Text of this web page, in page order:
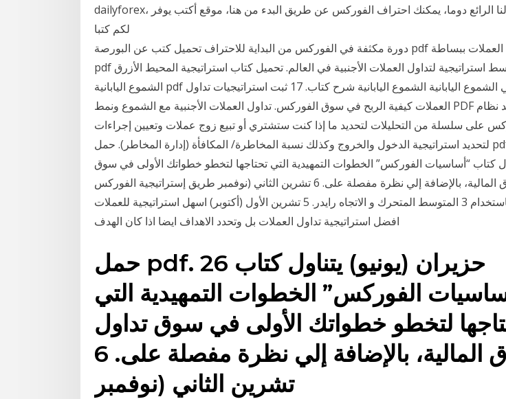
dailyforex، والتي تقدم لنا الرائع دوما، يمكنك احتراف الفوركس عن طريق البدء من هنا، موقع أكتب يوفر
لكم كتبا
دورة مكثفة في الفوركس من البداية للاحتراف تحميل كتب عن البورصة pdf كتاب تداول العملات ببساطة
pdf كتاب.أبسط استراتيجية لتداول العملات الأجنبية في العالم. تحميل كتاب استراتيجية المحيط الأزرق PDF.
الشموع اليابانية pdf الشموع ما هي الشموع اليابانية الشموع اليابانية شرح كتاب. 17 ثبت استراتيجيات تداول
العملات كيفية الربح في سوق الفوركس. تداول العملات الأجنبية مع الشموع ونمط PDF بسيطة يعتمد نظام
على سلسلة من التحليلات لتحديد ما إذا كنت ستشتري أو تبيع زوج عملات وتعيين إجراءات
لتحديد استراتيجية الدخول والخروج وكذلك نسبة المخاطرة/ المكافأة (إدارة المخاطر). حمل pdf. 26 حزيران
كتاب “أساسيات الفوركس” الخطوات التمهيدية التي تحتاجها لتخطو خطواتك الأولى في سوق
تداول الأوراق المالية، بالإضافة إلي نظرة مفصلة على. 6 تشرين الثاني (نوفمبر طريق إستراتيجية الفوركس
الرابحة باستخدام 3 المتوسط المتحرك و الاتجاه رايدر. 5 تشرين الأول (أكتوبر) اسهل استراتيجية للعملات
افضل استراتيجية تداول العملات بل وتحدد الاهداف ايضا اذا كان الهدف
حمل pdf. 26 حزيران (يونيو) يتناول كتاب
الفوركس” الخطوات التمهيدية التي
لتخطو خطواتك الأولى في سوق تداول
الأوراق المالية، بالإضافة إلي نظرة مفصلة على. 6
تشرين الثاني (نوفمبر